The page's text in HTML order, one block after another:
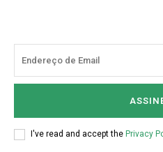
I've read and accept the Privacy